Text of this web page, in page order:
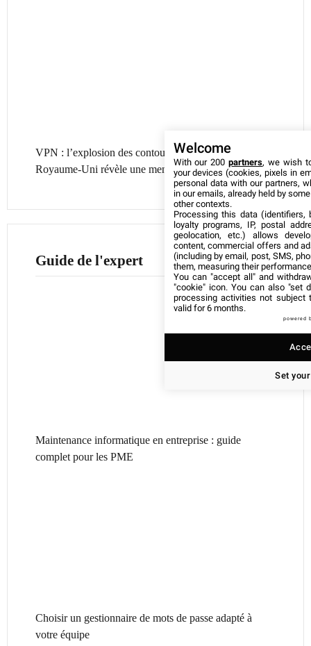
VPN : l’explosion des contournements d’âge au
Royaume-Uni révèle une menace cyber croissante
Guide de l'expert
Maintenance informatique en entreprise : guide
complet pour les PME
Choisir un gestionnaire de mots de passe adapté à
votre équipe
Welcome
With our 200partners, we wish
your devices (cookies, pixels in
personal data with our partners,
in our emails, already held by
other contexts.
Processing this data (identifiers,
loyalty programs, IP, postal
geolocation, etc.) allows
content, commercial offers and
(including by email, post, SMS,
them, measuring their
You can "accept all" and
"cookie" icon. You can also "set
processing activities not subject
valid for 6 months.
powered
Set